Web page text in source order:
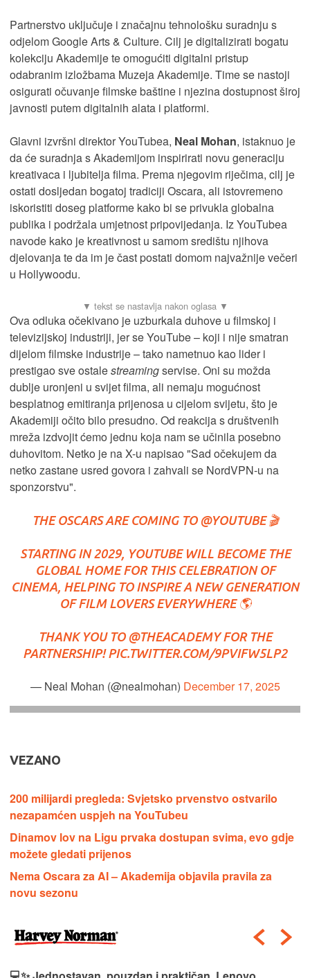
Partnerstvo uključuje i značajnu tehnološku suradnju s
odjelom Google Arts & Culture. Cilj je digitalizirati bogatu
kolekciju Akademije te omogućiti digitalni pristup
odabranim izložbama Muzeja Akademije. Time se nastoji
osigurati očuvanje filmske baštine i njezina dostupnost široj
javnosti putem digitalnih alata i platformi.
Glavni izvršni direktor YouTubea, Neal Mohan, istaknuo je
da će suradnja s Akademijom inspirirati novu generaciju
kreativaca i ljubitelja filma. Prema njegovim riječima, cilj je
ostati dosljedan bogatoj tradiciji Oscara, ali istovremeno
iskoristiti doseg platforme kako bi se privukla globalna
publika i podržala umjetnost pripovijedanja. Iz YouTubea
navode kako je kreativnost u samom središtu njihova
djelovanja te da im je čast postati domom najvažnije večeri
u Hollywoodu.
Ova odluka očekivano je uzburkala duhove u filmskoj i
televizijskoj industriji, jer se YouTube – koji i nije smatran
dijelom filmske industrije – tako nametnuo kao lider i
prestigao sve ostalestreamingservise. Oni su možda
dublje uronjeni u svijet filma, ali nemaju mogućnost
besplatnog emitiranja prijenosa u cijelom svijetu, što je
Akademiji očito bilo presudno. Od reakcija s društvenih
mreža izdvojit ćemo jednu koja nam se učinila posebno
duhovitom. Netko je na X-u napisao "Sad očekujem da
netko zastane usred govora i zahvali se NordVPN-u na
sponzorstvu".
THE OSCARS ARE COMING TO @YOUTUBE🎬
STARTING IN 2029, YOUTUBE WILL BECOME THE
GLOBAL HOME FOR THIS CELEBRATION OF
CINEMA, HELPING TO INSPIRE A NEW GENERATION
OF FILM LOVERS EVERYWHERE 🌎
THANK YOU TO @THEACADEMYFOR THE
PARTNERSHIP! PIC.TWITTER.COM/9PVIFW5LP2
— Neal Mohan (@nealmohan) December 17, 2025
VEZANO
200 milijardi pregleda: Svjetsko prvenstvo ostvarilo
nezapamćen uspjeh na YouTubeu
Dinamov lov na Ligu prvaka dostupan svima, evo gdje
možete gledati prijenos
Nema Oscara za AI – Akademija objavila pravila za
novu sezonu